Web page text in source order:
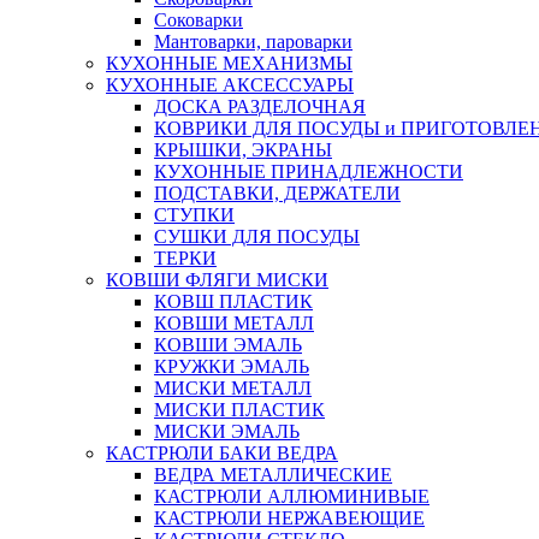
Соковарки
Мантоварки, пароварки
КУХОННЫЕ МЕХАНИЗМЫ
КУХОННЫЕ АКСЕССУАРЫ
ДОСКА РАЗДЕЛОЧНАЯ
КОВРИКИ ДЛЯ ПОСУДЫ и
КРЫШКИ, ЭКРАНЫ
КУХОННЫЕ ПРИНАДЛЕЖНОСТИ
ПОДСТАВКИ, ДЕРЖАТЕЛИ
СТУПКИ
СУШКИ ДЛЯ ПОСУДЫ
ТЕРКИ
КОВШИ ФЛЯГИ МИСКИ
КОВШ ПЛАСТИК
КОВШИ МЕТАЛЛ
КОВШИ ЭМАЛЬ
КРУЖКИ ЭМАЛЬ
МИСКИ МЕТАЛЛ
МИСКИ ПЛАСТИК
МИСКИ ЭМАЛЬ
КАСТРЮЛИ БАКИ ВЕДРА
ВЕДРА МЕТАЛЛИЧЕСКИЕ
КАСТРЮЛИ АЛЛЮМИНИВЫЕ
КАСТРЮЛИ НЕРЖАВЕЮЩИЕ